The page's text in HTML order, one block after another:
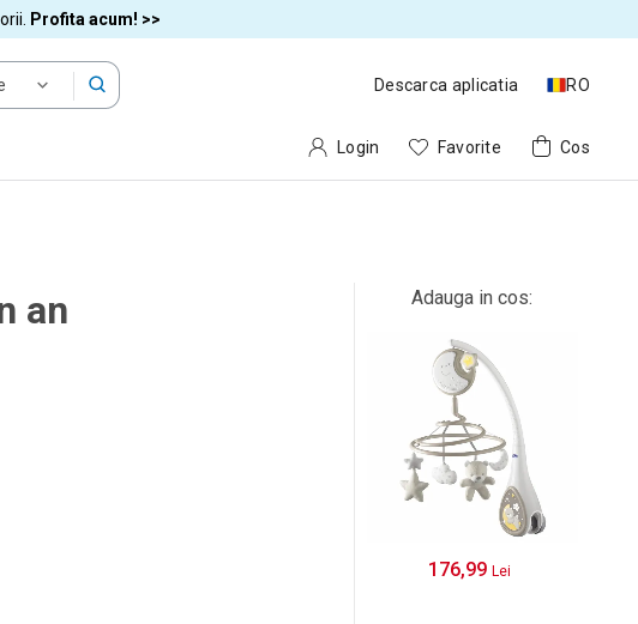
Profita acum! >>
Descarca aplicatia RO
Login Favorite Cos
an Adauga in cos:
176,99 Lei